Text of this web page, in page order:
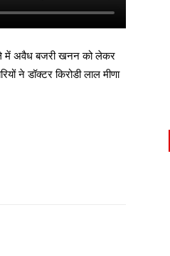
में अवैध बजरी खनन को लेकर
ने डॉक्टर किरोडी लाल मीणा